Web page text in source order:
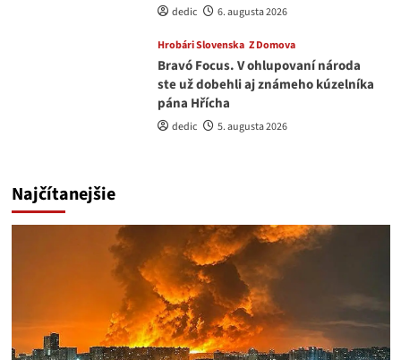
dedic 6. augusta 2026
Hrobári Slovenska Z Domova
Bravó Focus. V ohlupovaní národa
ste už dobehli aj známeho kúzelníka
pána Hřícha
dedic 5. augusta 2026
Najčítanejšie